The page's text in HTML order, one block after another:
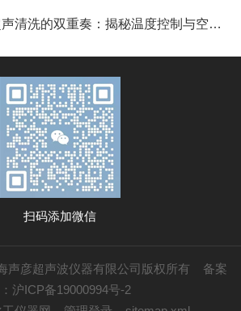
恒温超声清洗的双重奏：揭秘温度控制与空化效应的协同机制
扫码添加微信
声彦超声波仪器有限公司版权所有 备案
沪ICP备19000994号-2